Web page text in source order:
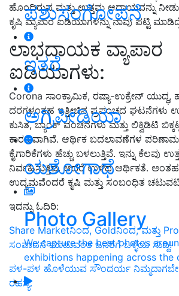
ಪಶುಸಂಗೋಪನೆ
ಇತರೆ
ಅಗ್ರಿಪೀಡಿಯಾ
ಯಶೋಗಾಥೆ
Photo Gallery
We capture the best photos
exhibitions happening across the
ಹೊಂದಿರುವ ಮತ್ತು ಉತ್ತಮ ಆದಾಯವನ್ನು
ಕೃಷಿ ವ್ಯಾಪಾರ ಐಡಿಯಾಗಳನ್ನು ನಾವು ಪಟ್ಟಿ
ಲಾಭದಾಯಕ ವ್ಯಾಪಾರ
ಐಡಿಯಾಗಳು:
Corona ಸಾಂಕ್ರಾಮಿಕ, ರಷ್ಯಾ-ಉಕ್ರೇನ್ ಯುದ್ಧ,
ದರಗಳಂತಹ ಇತ್ತೀಚಿನ ಪ್ರಪಂಚದ ಘಟನೆಗಳು
ಕುಸಿತ,ಬ್ಯಾಂಕ್ ವಂಚನೆಗಳು ಮತ್ತು ಲಿಕ್ವಿಡಿಟಿ
ಕಾರಣವಾಗಿವೆ. ಆರ್ಥಿಕ ಬದಲಾವಣೆಗಳ
ಕೈಗಾರಿಕೆಗಳು ಹೆಚ್ಚು ಬಳಲುತ್ತಿವೆ. ಇನ್ನು ಕೆಲವು
ನಿರ್ವಹಿಸುತ್ತಿವೆ. ಆದರೆ ಉಳಿದ ಆರ್ಥಿಕತೆ.
ಉದ್ಯಮವೆಂದರೆ ಕೃಷಿ ಮತ್ತು ಸಂಬಂಧಿತ
ಇದನ್ನು ಓದಿರಿ:
Share Marketನಿಂದ, Goldನಿಂದ, ಮತ್ತು
ಸಂಪಾದನೆ ಮಾಡುವಂತ ಜನರಿಗೆ ಒಳ್ಳೆಯ ಸುದ್ದಿ!
ಪಳ-ಪಳ ಹೊಳೆಯುವ ಸೌಂದರ್ಯ
ರಹಸ್ಯ.